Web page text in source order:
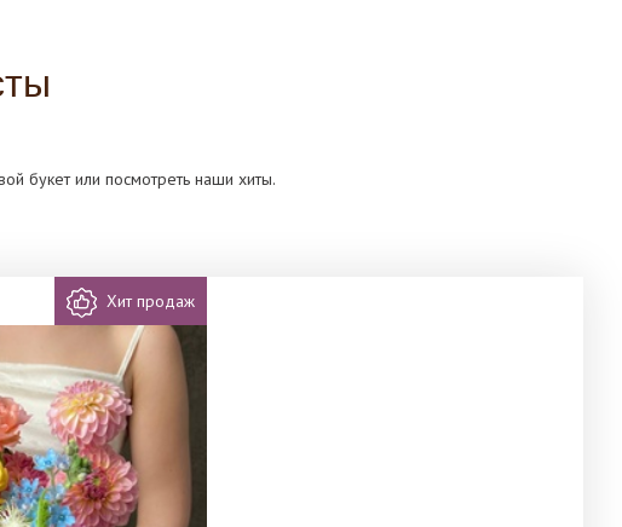
букет или посмотреть наши хиты.
Хит продаж